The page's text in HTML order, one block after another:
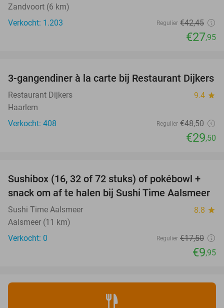
Zandvoort (6 km)
Verkocht: 1.203
Regulier €42,45
€27,95
39%
3-gangendiner à la carte bij Restaurant Dijkers
Restaurant Dijkers 9.4 star
Haarlem
Verkocht: 408
Regulier €48,50
€29,50
43%
TODAY
Sushibox (16, 32 of 72 stuks) of pokébowl +
snack om af te halen bij Sushi Time Aalsmeer
Sushi Time Aalsmeer 8.8 star
Aalsmeer (11 km)
Verkocht: 0
Regulier €17,50
€9,95